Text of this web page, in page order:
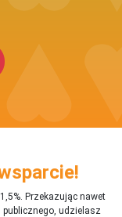
Przekazując nawet
udzielasz